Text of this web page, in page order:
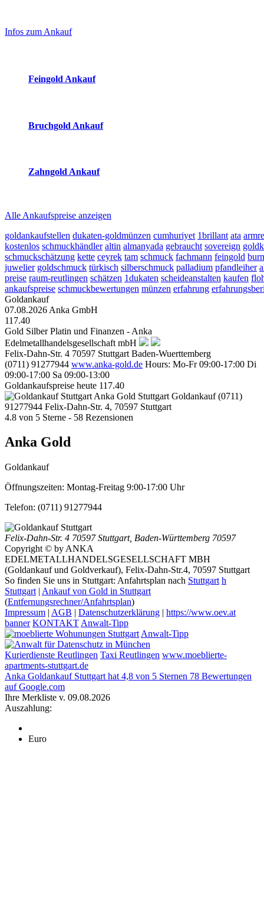
Sidebar
Infos zum Ankauf
Feingold Ankauf
Bruchgold Ankauf
Zahngold Ankauf
Alle Ankaufspreise anzeigen
goldankaufstellen dukaten-goldmünzen cumhuriyet 1brillant ata
kostenlos schmuckhändler altin almanyada gebraucht sovereign
schmuckschätzung kette ceyrek tam schmuck fachmann feingold
juwelier goldschmuck türkisch silberschmuck palladium pfandleiher
preise raum-reutlingen schätzen 1dukaten scheideanstalten kaufen
ankaufspreise schmuckbewertungen münzen erfahrung
Goldankauf
07.08.2026 Anka GmbH
117.40
Gold Silber Platin und Finanzen - Anka
Edelmetallhandelsgesellschaft mbH
Felix-Dahn-Str. 4 70597 Stuttgart Baden-Wuerttemberg
(0711) 91277944 www.anka-gold.de Hours: Mo-Fr 09:00-17:00 Di
09:00-17:00 Sa 09:00-13:00
Goldankaufspreise heute 117.40
Anka Gold Stuttgart Goldankauf (0711)
91277944 Felix-Dahn-Str. 4, 70597 Stuttgart
4.8 von 5 Sterne - 58 Rezensionen
Anka Gold
Goldankauf
Öffnungszeiten: Montag-Freitag 9:00-17:00 Uhr
Telefon: (0711) 91277944
Felix-Dahn-Str. 4 70597 Stuttgart, Baden-Württemberg 70597
Copyright © by ANKA
EDELMETALLHANDELSGESELLSCHAFT MBH
(Goldankauf und Goldverkauf), Felix-Dahn-Str.4, 70597 Stuttgart
So finden Sie uns in Stuttgart: Anfahrtsplan nach Stuttgart h
Stuttgart | Ankauf von Gold in Stuttgart
(Entfernungsrechner/Anfahrtsplan)
Impressum | AGB | Datenschutzerklärung | https://www.oev.at
banner KONTAKT Anwalt-Tipp
Anwalt-Tipp
Kurierdienste Reutlingen Taxi Reutlingen www.moeblierte-
apartments-stuttgart.de
Anka Goldankauf Stuttgart hat 4,8 von 5 Sternen 78 Bewertungen
auf Google.com
Ihre Merkliste v. 09.08.2026
Auszahlung:
Euro